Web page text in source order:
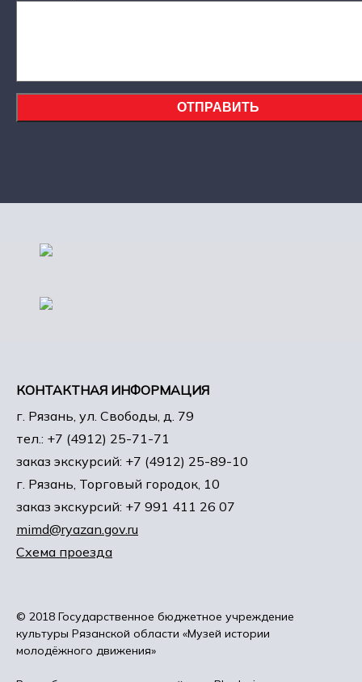
КОНТАКТНАЯ ИНФОРМАЦИЯ
г. Рязань, ул. Свободы, д. 79
тел.: +7 (4912) 25-71-71
заказ экскурсий: +7 (4912) 25-89-10
г. Рязань, Торговый городок, 10
заказ экскурсий: +7 991 411 26 07
mimd@ryazan.gov.ru
Схема проезда
© 2018 Государственное бюджетное учреждение
культуры Рязанской области «Музей истории
молодёжного движения»